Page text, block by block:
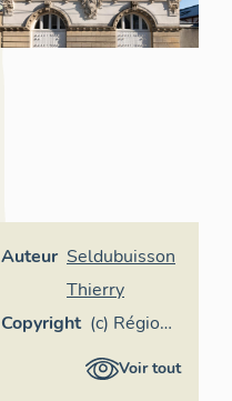
Auteur Seldubuisson
Thierry
Copyright (c) Région
Pays de la
Voir tout